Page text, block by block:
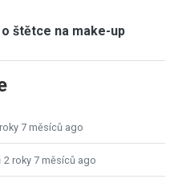
štětce na make-up
7 měsíců ago
2 roky 7 měsíců ago